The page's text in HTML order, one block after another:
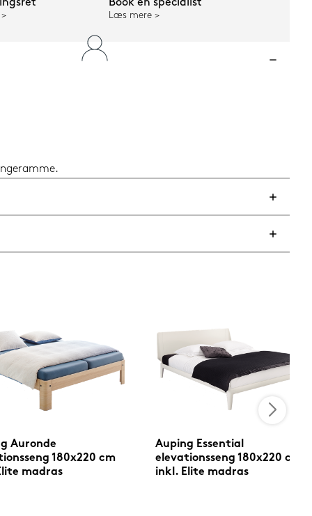
Book en specialist
Læs mere
Auronde
180x220 cm
madras
Auping Essential
elevationsseng 180x220 cm
inkl. Elite madras